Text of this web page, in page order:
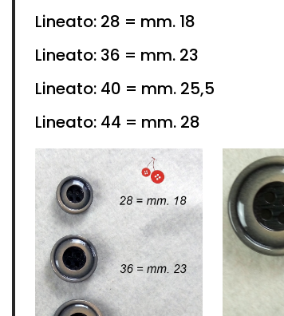
Lineato: 28 = mm. 18
Lineato: 36 = mm. 23
Lineato: 40 = mm. 25,5
Lineato: 44 = mm. 28